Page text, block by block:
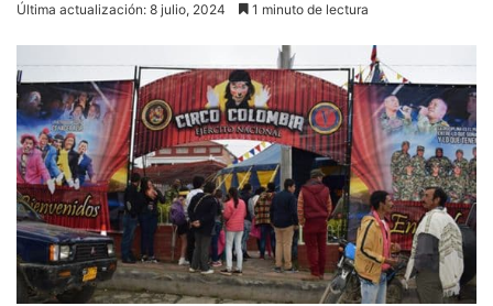
Última actualización: 8 julio, 2024 1 minuto de lectura